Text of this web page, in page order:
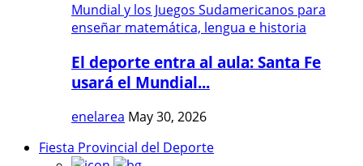
El deporte entra al aula: Santa Fe
usará el Mundial...
enelarea May 30, 2026
Fiesta Provincial del Deporte